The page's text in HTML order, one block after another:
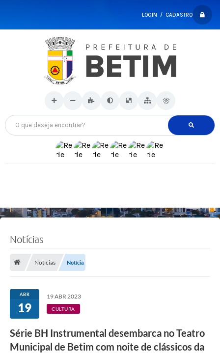
LOGIN / CADASTRO
O que deseja encontrar?
Notícias
Notícias Notícia
ABR
19
19 ABR 2023
CULTURA
Série BH Instrumental desembarca no Teatro
Municipal de Betim com noite de clássicos da